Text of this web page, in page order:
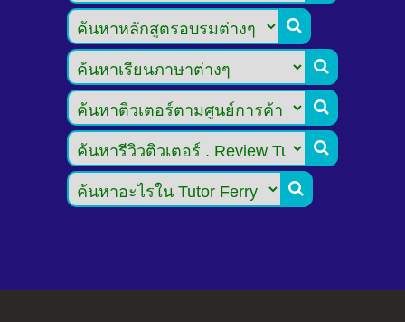




